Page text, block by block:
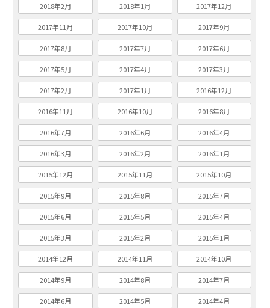
2018年2月 2018年1月 2017年12月
2017年11月 2017年10月 2017年9月
2017年8月 2017年7月 2017年6月
2017年5月 2017年4月 2017年3月
2017年2月 2017年1月 2016年12月
2016年11月 2016年10月 2016年8月
2016年7月 2016年6月 2016年4月
2016年3月 2016年2月 2016年1月
2015年12月 2015年11月 2015年10月
2015年9月 2015年8月 2015年7月
2015年6月 2015年5月 2015年4月
2015年3月 2015年2月 2015年1月
2014年12月 2014年11月 2014年10月
2014年9月 2014年8月 2014年7月
2014年6月 2014年5月 2014年4月